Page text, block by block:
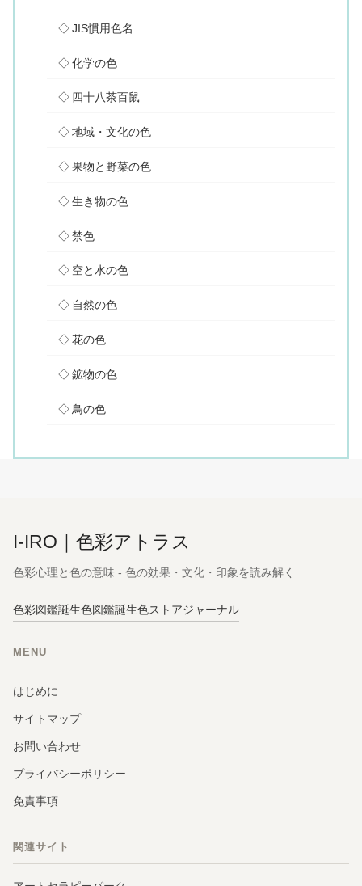
JIS慣用色名
化学の色
四十八茶百鼠
地域・文化の色
果物と野菜の色
生き物の色
禁色
空と水の色
自然の色
花の色
鉱物の色
鳥の色
I-IRO｜色彩アトラス
色彩心理と色の意味 - 色の効果・文化・印象を読み解く
色彩図鑑誕生色図鑑誕生色ストアジャーナル
MENU
はじめに
サイトマップ
お問い合わせ
プライバシーポリシー
免責事項
関連サイト